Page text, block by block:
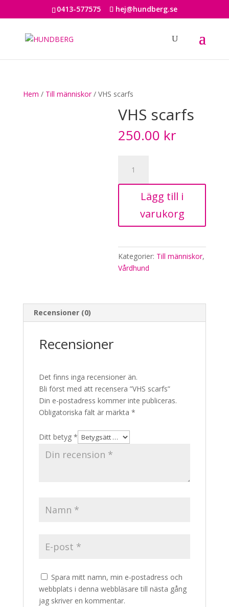
0413-577575 hej@hundberg.se
Hem / Till människor/ VHS scarfs
VHS scarfs
250.00 kr
scarfs
mängd
Lägg till i
varukorg
Kategorier: Till människor,
Vårdhund
Recensioner (0)
Recensioner
Det finns inga recensioner än.
Bli först med att recensera ”VHS scarfs”
Din e-postadress kommer inte publiceras.
Obligatoriska fält är märkta *
Ditt betyg *
Spara mitt namn, min e-postadress och
webbplats i denna webbläsare till nästa gång
jag skriver en kommentar.